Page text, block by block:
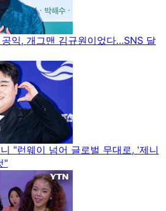
익, 개그맨 김규원이었다…SNS 달
"런웨이 넘어 글로벌 무대로, '제니
"